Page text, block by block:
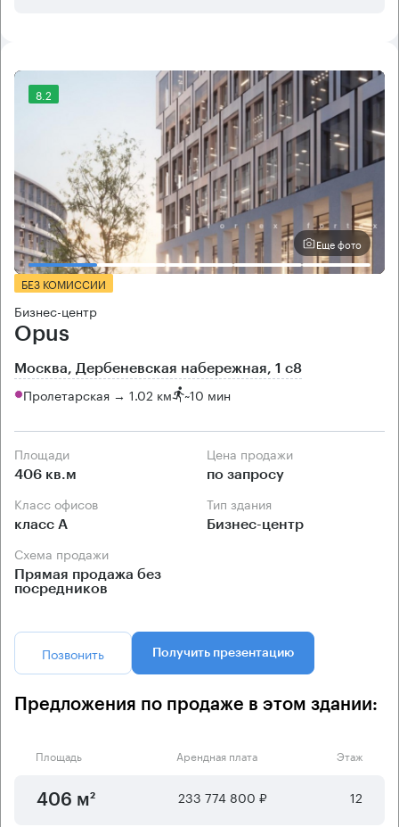
8.2
Еще фото
БЕЗ КОМИССИИ
Бизнес-центр
Opus
Москва, Дербеневская набережная, 1 с8
Пролетарская → 1.02 км ~10 мин
Площади
406 кв.м
Цена продажи
по запросу
Класс офисов
класс А
Тип здания
Бизнес-центр
Схема продажи
Прямая продажа без
посредников
Позвонить Получить презентацию
Предложения по продаже в этом здании:
Площадь Арендная плата Этаж
406 м² 233 774 800 ₽ 12